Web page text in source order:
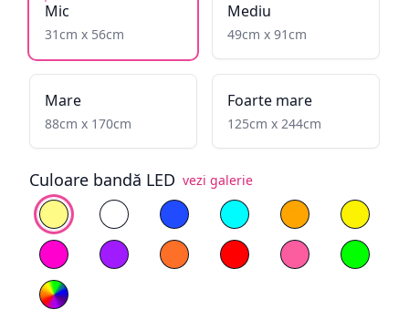
Mic
31cm x 56cm
Mediu
49cm x 91cm
Mare
88cm x 170cm
Foarte mare
125cm x 244cm
Culoare bandă LED vezi galerie
Alege culoare
Alb cald Alb rece Albastru Cyan Galben
Magenta
Mov PortocaliuRoșu Roz deschisVerde
RGB